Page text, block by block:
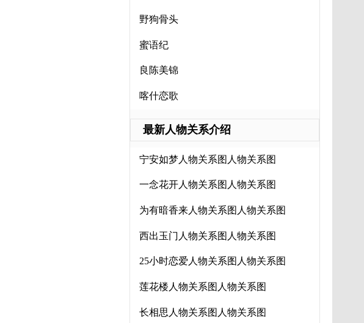
野狗骨头
蜜语纪
良陈美锦
喀什恋歌
最新人物关系介绍
宁安如梦人物关系图人物关系图
一念花开人物关系图人物关系图
为有暗香来人物关系图人物关系图
西出玉门人物关系图人物关系图
25小时恋爱人物关系图人物关系图
莲花楼人物关系图人物关系图
长相思人物关系图人物关系图